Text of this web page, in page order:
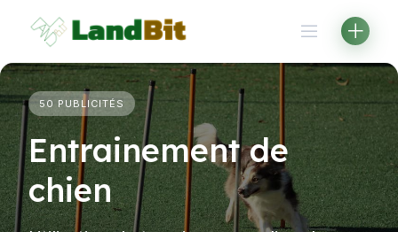
contenu
50 PUBLICITÉS
Entrainement de
chien